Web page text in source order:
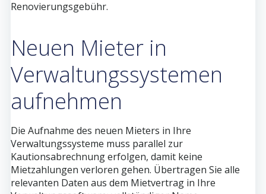
Renovierungsgebühr.
Neuen Mieter in
Verwaltungssystemen
aufnehmen
Die Aufnahme des neuen Mieters in Ihre
Verwaltungssysteme muss parallel zur
Kautionsabrechnung erfolgen, damit keine
Mietzahlungen verloren gehen. Übertragen Sie alle
relevanten Daten aus dem Mietvertrag in Ihre